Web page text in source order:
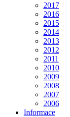
2017
2016
2015
2014
2013
2012
2011
2010
2009
2008
2007
2006
Informace